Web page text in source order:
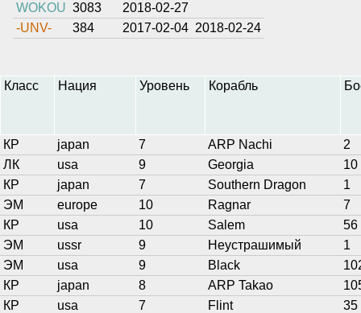
WOKOU 3083
2018-02-27
-UNV-
384 2017-02-04 2018-02-24
Класс Нация Уровень Корабль
КР japan 7 ARP Nachi
2
ЛК
usa 9 Georgia
10
КР
japan 7 Southern Dragon
1
ЭМ
europe 10 Ragnar
7
КР
usa 10 Salem
56
ЭМ
ussr 9 Неустрашимый
1
ЭМ
usa 9 Black
КР
japan 8 ARP Takao
КР
usa 7 Flint
35